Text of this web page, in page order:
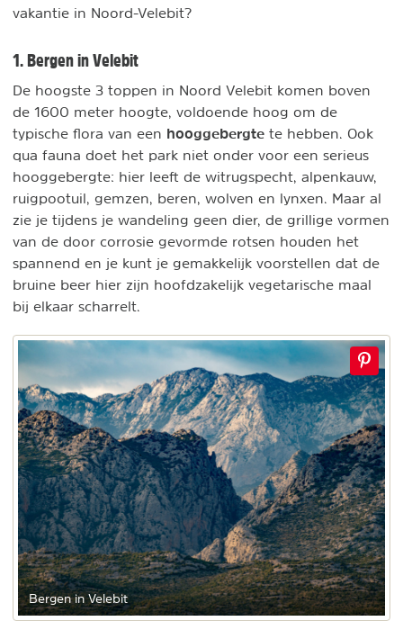
vakantie in Noord-Velebit?
1. Bergen in Velebit
De hoogste 3 toppen in Noord Velebit komen boven
de 1600 meter hoogte, voldoende hoog om de
typische flora van een hooggebergte te hebben. Ook
qua fauna doet het park niet onder voor een serieus
hooggebergte: hier leeft de witrugspecht, alpenkauw,
ruigpootuil, gemzen, beren, wolven en lynxen. Maar al
zie je tijdens je wandeling geen dier, de grillige vormen
van de door corrosie gevormde rotsen houden het
spannend en je kunt je gemakkelijk voorstellen dat de
bruine beer hier zijn hoofdzakelijk vegetarische maal
bij elkaar scharrelt.
Bergen in Velebit